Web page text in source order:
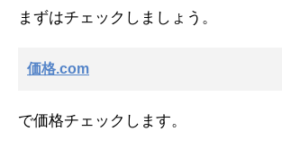
まずはチェックしましょう。
価格.com
で価格チェックします。